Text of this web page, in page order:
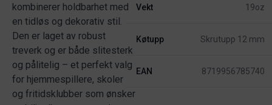
kombinerer holdbarhet med
en tidløs og dekorativ stil.
Den er laget av robust
treverk og er både slitesterk
og pålitelig – et perfekt valg
for hjemmespillere, skoler
og fritidsklubber som ønsker
Vekt 19oz
Køtupp Skrutupp 12 mm
EAN 8719956785740